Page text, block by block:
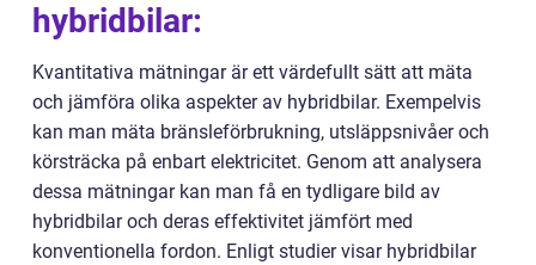
hybridbilar:
Kvantitativa mätningar är ett värdefullt sätt att mäta
och jämföra olika aspekter av hybridbilar. Exempelvis
kan man mäta bränsleförbrukning, utsläppsnivåer och
körsträcka på enbart elektricitet. Genom att analysera
dessa mätningar kan man få en tydligare bild av
hybridbilar och deras effektivitet jämfört med
konventionella fordon. Enligt studier visar hybridbilar